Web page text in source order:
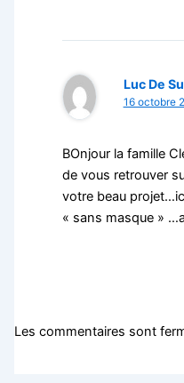
Luc De
16 octobre
BOnjour la famille
de vous retrouver
votre beau
« sans masque »
Les commentaires sont